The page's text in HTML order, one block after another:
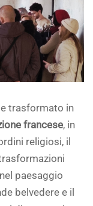
trasformato in
francese, in
religiosi, il
paesaggio
belvedere e il